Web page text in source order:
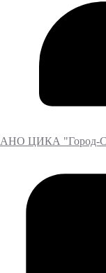
АНО ЦИКА "Город-